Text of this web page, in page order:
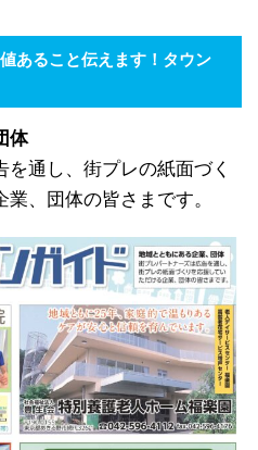
あること伝えます！ タウン
体
通し、街プレの紙面づく
、団体の皆さまです。